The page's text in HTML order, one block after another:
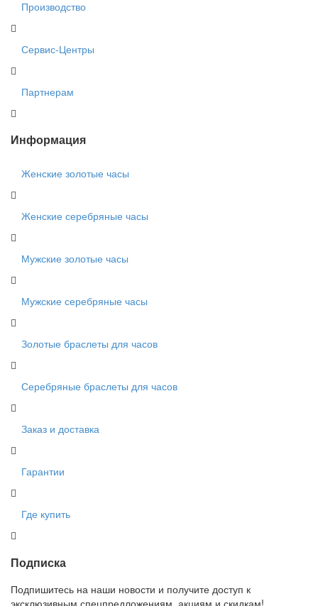
Производство
Сервис-Центры
Партнерам
Информация
Женские золотые часы
Женские серебряные часы
Мужские золотые часы
Мужские серебряные часы
Золотые браслеты для часов
Серебряные браслеты для часов
Заказ и доставка
Гарантии
Где купить
Подписка
Подпишитесь на наши новости и получите доступ к